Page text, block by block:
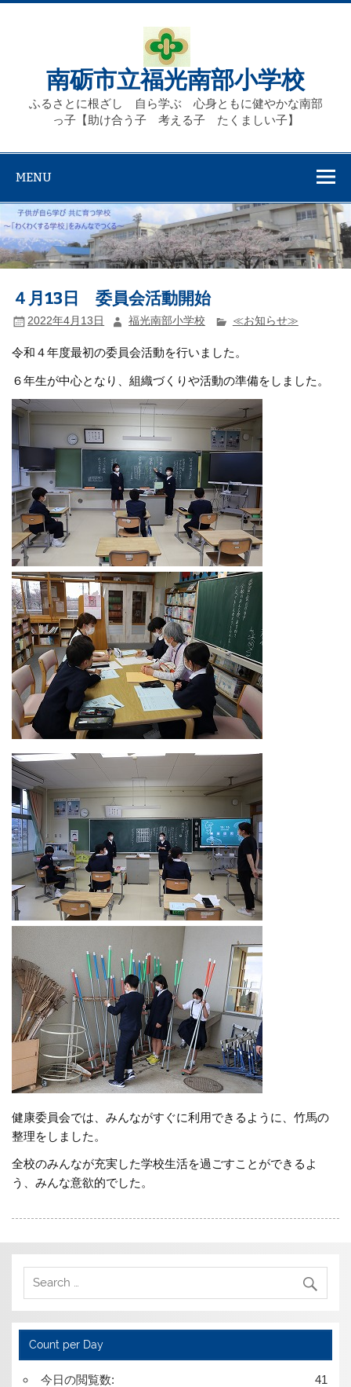
Skip
南砺市立福光南部小学校
ふるさとに根ざし 自ら学ぶ 心身ともに健やかな南部
っ子【助け合う子 考える子 たくましい子】
MENU
４月13日 委員会活動開始
2022年4月13日 福光南部小学校 ≪お知らせ≫
令和４年度最初の委員会活動を行いました。
６年生が中心となり、組織づくりや活動の準備をしました。
健康委員会では、みんながすぐに利用できるように、竹馬の
整理をしました。
全校のみんなが充実した学校生活を過ごすことができるよ
う、みんな意欲的でした。
Count per Day
41
今日の閲覧数: